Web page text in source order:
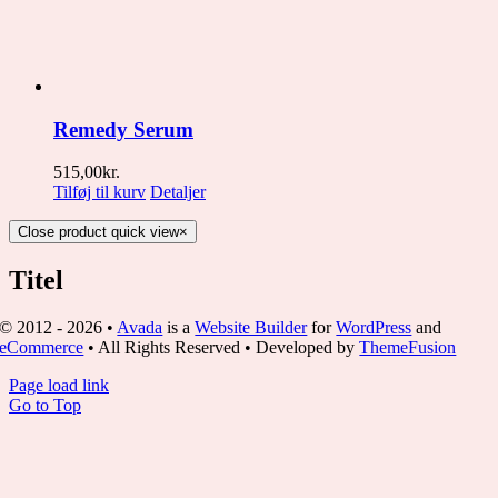
Remedy Serum
515,00kr.
Tilføj til kurv Detaljer
Close product quick view×
Titel
© 2012 - 2026 • Avada is aWebsite BuilderforWordPress and
eCommerce • All Rights Reserved • Developed byThemeFusion
Page load link
Go to Top